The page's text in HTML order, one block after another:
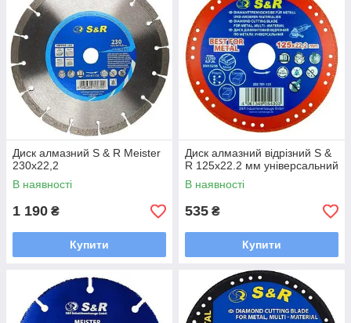
Диск алмазний S & R Meister
230x22,2
В наявності
1 190 ₴
Купити
Диск алмазний відрізний S &
R 125x22.2 мм універсальний
В наявності
535 ₴
Купити